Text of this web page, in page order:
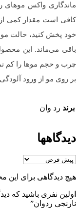
کافی است مقدار کمی
خود پخش کنید، حالت
باقی می‌ماند. این
چرب و حجم موها را کم
بر روی مو از ورود
برند رد وان
دیدگاهها
هیچ دیدگاهی برای
اولین نفری باشید که
نارنجی ردوان”